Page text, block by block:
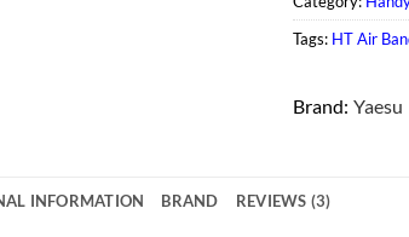
Tags: HT Air
Brand: Yaesu
INFORMATION BRAND REVIEWS (3)